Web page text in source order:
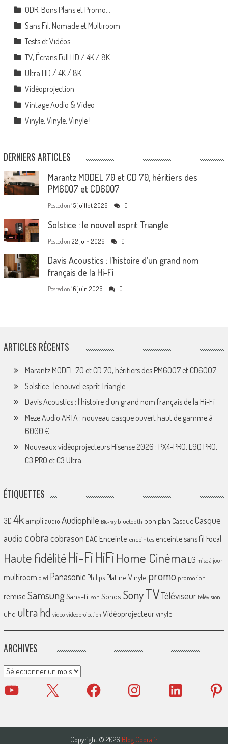
ODR, Bons Plans et Promo…
Sans Fil, Nomade et Multiroom
Tests et Vidéos
TV, Écrans Full HD / 4K / 8K
Ultra HD / 4K / 8K
Vidéoprojection
Vintage Audio & Video
Vinyle, Vinyle, Vinyle !
DERNIERS ARTICLES
Marantz MODEL 70 et CD 70, héritiers des
PM6007 et CD6007
Posted on 15 juillet 2026 0
Solstice : le nouvel esprit Triangle
Posted on 22 juin 2026 0
Davis Acoustics : l’histoire d’un grand nom
français de la Hi-Fi
Posted on 16 juin 2026 0
ARTICLES RÉCENTS
Marantz MODEL 70 et CD 70, héritiers des PM6007 et CD6007
Solstice : le nouvel esprit Triangle
Davis Acoustics : l’histoire d’un grand nom français de la Hi-Fi
Meze Audio ARTA : nouveau casque ouvert haut de gamme à
6000 €
Nouveaux vidéoprojecteurs Hisense 2026 : PX4-PRO, L9Q PRO,
C3 PRO et C3 Ultra
ÉTIQUETTES
3D 4k ampliaudio Audiophile Blu-ray bluetooth bon plan CasqueCasque
audio cobracobrason DAC Enceinte enceintes enceinte sans fil Focal
Haute fidélitéHi-FiHiFiHome Cinéma LG mise à jour
multiroom oled Panasonic Philips Platine Vinyle promo promotion
remiseSamsungSans-fil son Sonos SonyTVTéléviseur télévision
uhd ultra hd video videoprojection Vidéoprojecteurvinyle
ARCHIVES
Archives
YouTube X Facebook Instagram LinkedIn
Copyright © 2026 Blog Cobra.fr